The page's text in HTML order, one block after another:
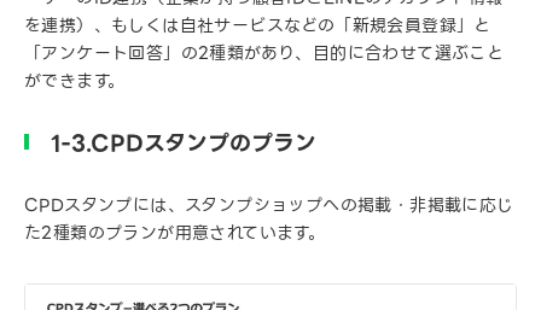
を連携）、もしくは自社サービスなどの「新規会員登録」と
「アンケート回答」の2種類があり、目的に合わせて選ぶこと
ができます。
1-3.CPDスタンプのプラン
CPDスタンプには、スタンプショップへの掲載・非掲載に応じ
た2種類のプランが用意されています。